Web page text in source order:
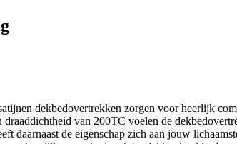
dekbedovertrekken zorgen voor heerlijk
draaddichtheid van 200TC voelen de
daarnaast de eigenschap zich aan jouw